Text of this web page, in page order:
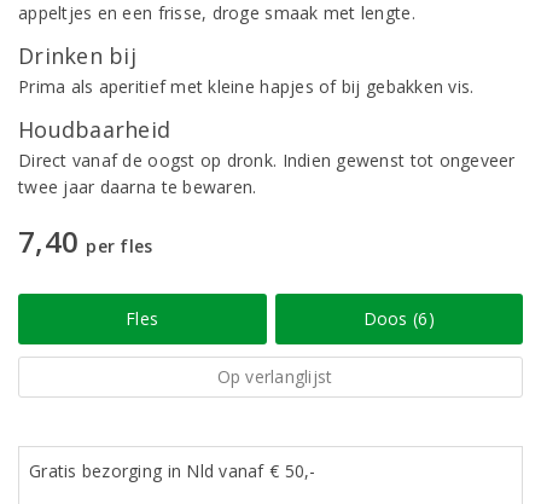
appeltjes en een frisse, droge smaak met lengte.
Drinken bij
Prima als aperitief met kleine hapjes of bij gebakken vis.
Houdbaarheid
Direct vanaf de oogst op dronk. Indien gewenst tot ongeveer
twee jaar daarna te bewaren.
7,40 per fles
Fles Doos (6)
Op verlanglijst
Gratis bezorging in Nld vanaf € 50,-